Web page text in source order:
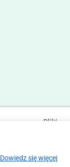
Dowiedz się więcej
Pliki